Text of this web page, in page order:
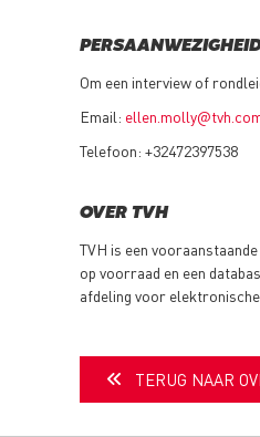
Om een interview of
Email:
Telefoon: +32472397538
OVER TVH
TVH is een
op voorraad en een
afdeling voor
TERUG NAAR